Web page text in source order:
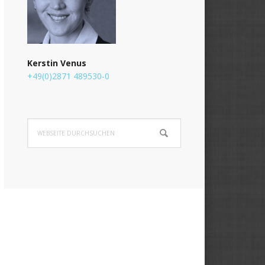
Kerstin Venus
+49(0)2871 489530-0
durchsuchen